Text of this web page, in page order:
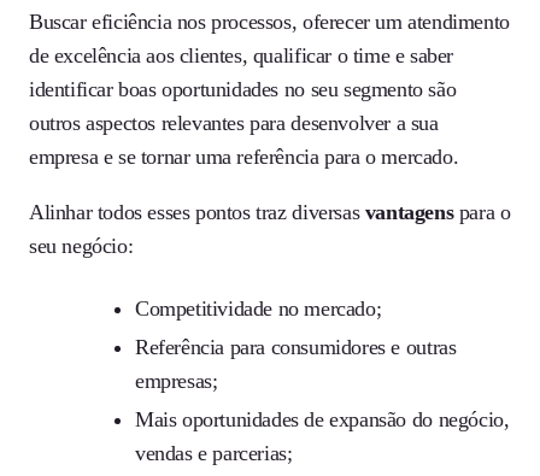
Buscar eficiência nos processos, oferecer um atendimento
de excelência aos clientes, qualificar o time e saber
identificar boas oportunidades no seu segmento são
outros aspectos relevantes para desenvolver a sua
empresa e se tornar uma referência para o mercado.
Alinhar todos esses pontos traz diversas vantagenspara o
seu negócio:
Competitividade no mercado;
Referência para consumidores e outras
empresas;
Mais oportunidades de expansão do negócio,
vendas e parcerias;